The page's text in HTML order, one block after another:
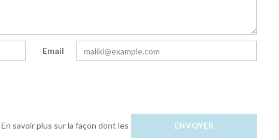
Email
En savoir plus sur la façon dont les